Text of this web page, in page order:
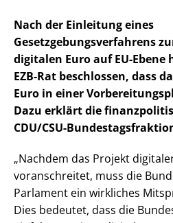
Nach der Einleitung eines
Gesetzgebungsverfahrens
digitalen Euro auf EU-
EZB-Rat beschlossen, dass
Euro in einer
Dazu erklärt die
CDU/CSU-
„Nachdem das Projekt
voranschreitet, muss die
Parlament ein wirkliches
Dies bedeutet, dass die